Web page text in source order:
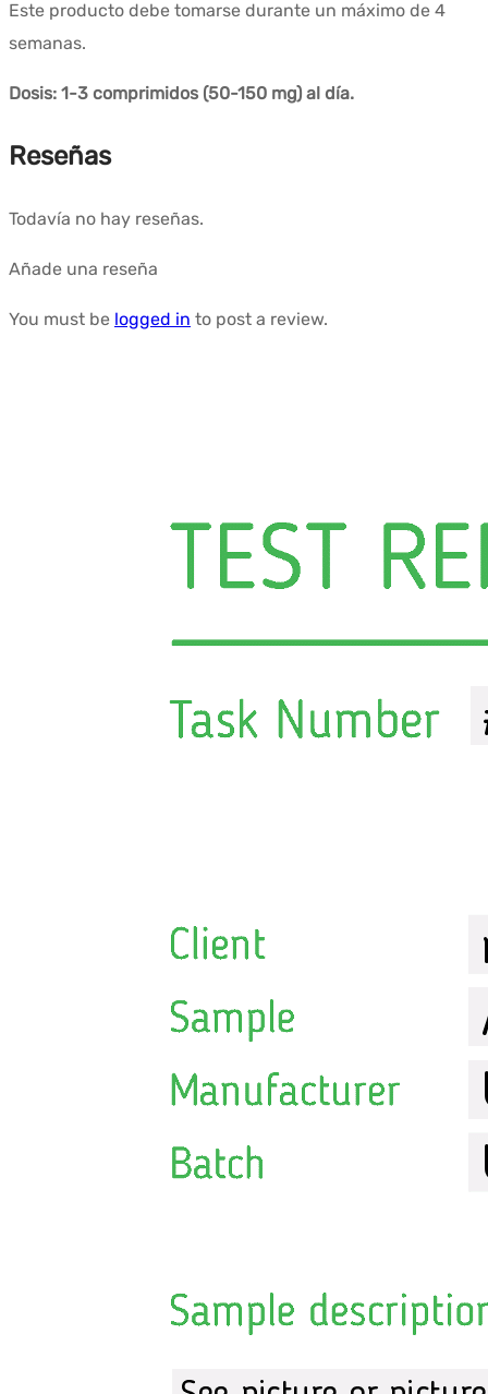
Este producto debe tomarse durante un máximo de 4
semanas.
Dosis: 1-3 comprimidos (50-150 mg) al día.
Reseñas
Todavía no hay reseñas.
Añade una reseña
You must be logged in to post a review.